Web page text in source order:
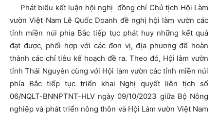
Phát biểu kết luận hội nghị đồng chí Chủ tịch Hội Làm
vườn Việt Nam Lê Quốc Doanh đề nghị hội làm vườn các
tỉnh miền núi phía Bắc tiếp tục phát huy những kết quả
đạt được, phối hợp với các đơn vị, địa phương để hoàn
thành các chỉ tiêu kế hoạch đề ra. Theo đó, Hội làm vườn
tỉnh Thái Nguyên cùng với Hội làm vườn các tỉnh miền núi
phía Bắc tiếp tục triển khai Nghị quyết liên tịch số
06/NQLT-BNNPTNT-HLV ngày 09/10/2023 giữa Bộ Nông
nghiệp và phát triển nông thôn và Hội Làm vườn Việt Nam